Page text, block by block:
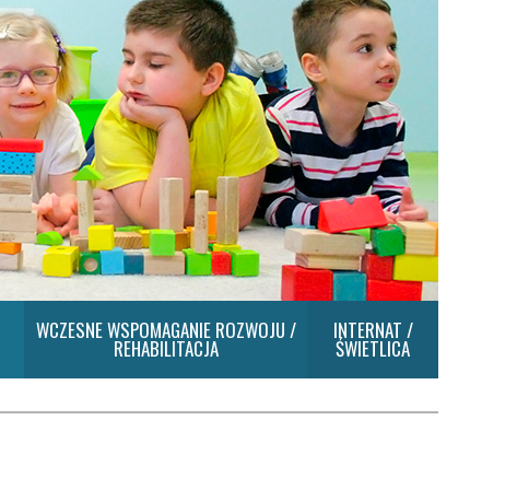
WCZESNE WSPOMAGANIE ROZWOJU /
REHABILITACJA
INTERNAT /
ŚWIETLICA